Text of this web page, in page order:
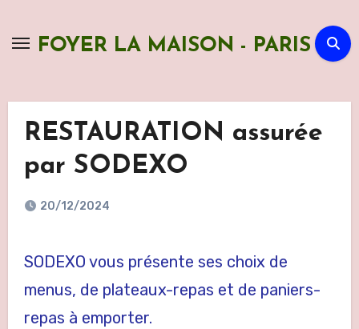
contentFOYER LA MAISON - PARIS
RESTAURATION assurée
par SODEXO
20/12/2024
SODEXO vous présente ses choix de
menus, de plateaux-repas et de paniers-
repas à emporter.